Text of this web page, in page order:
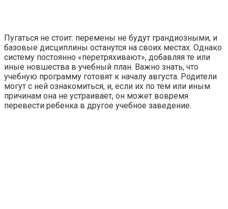
Пугаться не стоит: перемены не будут грандиозными, и
базовые дисциплины останутся на своих местах. Однако
систему постоянно «перетряхивают», добавляя те или
иные новшества в учебный план. Важно знать, что
учебную программу готовят к началу августа. Родители
могут с ней ознакомиться, и, если их по тем или иным
причинам она не устраивает, он может вовремя
перевести ребенка в другое учебное заведение.